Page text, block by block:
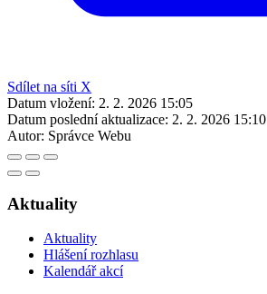
Sdílet na síti X
Datum vložení: 2. 2. 2026 15:05
Datum poslední aktualizace: 2. 2. 2026 15:10
Autor: Správce Webu
Aktuality
Aktuality
Hlášení rozhlasu
Kalendář akcí